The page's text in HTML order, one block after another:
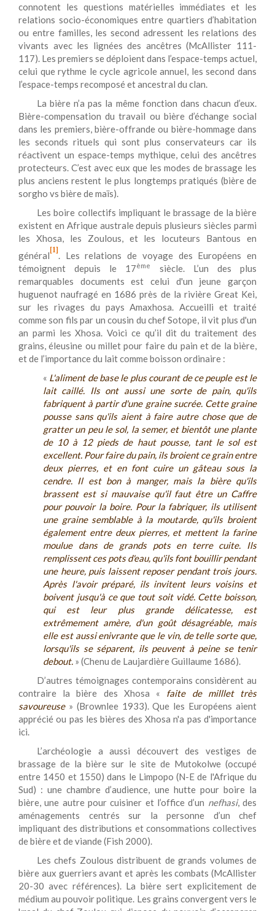
connotent les questions matérielles immédiates et les
relations socio-économiques entre quartiers d’habitation
ou entre familles, les second adressent les relations des
vivants avec les lignées des ancêtres (McAllister 111-
117). Les premiers se déploient dans l’espace-temps actuel,
celui que rythme le cycle agricole annuel, les second dans
l’espace-temps recomposé et ancestral du clan.
La bière n’a pas la même fonction dans chacun d’eux.
Bière-compensation du travail ou bière d’échange social
dans les premiers, bière-offrande ou bière-hommage dans
les seconds rituels qui sont plus conservateurs car ils
réactivent un espace-temps mythique, celui des ancêtres
protecteurs. C’est avec eux que les modes de brassage les
plus anciens restent le plus longtemps pratiqués (bière de
sorgho vs bière de maïs).
Les boire collectifs impliquant le brassage de la bière
existent en Afrique australe depuis plusieurs siècles parmi
les Xhosa, les Zoulous, et les locuteurs Bantous en
général [1]. Les relations de voyage des Européens en
témoignent depuis le 17ème
siècle. L’un des plus
remarquables documents est celui d'un jeune garçon
huguenot naufragé en 1686 près de la rivière Great Kei,
sur les rivages du pays Amaxhosa. Accueilli et traité
comme son fils par un cousin du chef Sotope, il vit plus d'un
an parmi les Xhosa. Voici ce qu’il dit du traitement des
grains, éleusine ou millet pour faire du pain et de la bière,
et de l’importance du lait comme boisson ordinaire :
« L'aliment de base le plus courant de ce peuple est le
lait caillé. Ils ont aussi une sorte de pain, qu'ils
fabriquent à partir d'une graine sucrée. Cette graine
pousse sans qu'ils aient à faire autre chose que de
gratter un peu le sol, la semer, et bientôt une plante
de 10 à 12 pieds de haut pousse, tant le sol est
excellent. Pour faire du pain, ils broient ce grain entre
deux pierres, et en font cuire un gâteau sous la
cendre. Il est bon à manger, mais la bière qu'ils
brassent est si mauvaise qu'il faut être un Caffre
pour pouvoir la boire. Pour la fabriquer, ils utilisent
une graine semblable à la moutarde, qu'ils broient
également entre deux pierres, et mettent la farine
moulue dans de grands pots en terre cuite. Ils
remplissent ces pots d'eau, qu'ils font bouillir pendant
une heure, puis laissent reposer pendant trois jours.
Après l'avoir préparé, ils invitent leurs voisins et
boivent jusqu'à ce que tout soit vidé. Cette boisson,
qui est leur plus grande délicatesse, est
extrêmement amère, d'un goût désagréable, mais
elle est aussi enivrante que le vin, de telle sorte que,
lorsqu'ils se séparent, ils peuvent à peine se tenir
debout. » (Chenu de Laujardière Guillaume 1686).
D’autres témoignages contemporains considèrent au
contraire la bière des Xhosa « faite de milllet très
savoureuse » (Brownlee 1933). Que les Européens aient
apprécié ou pas les bières des Xhosa n'a pas d'importance
ici.
L’archéologie a aussi découvert des vestiges de
brassage de la bière sur le site de Mutokolwe (occupé
entre 1450 et 1550) dans le Limpopo (N-E de l'Afrique du
Sud) : une chambre d’audience, une hutte pour boire la
bière, une autre pour cuisiner et l’office d’un nefhasi, des
aménagements centrés sur la personne d’un chef
impliquant des distributions et consommations collectives
de bière et de viande (Fish 2000).
Les chefs Zoulous distribuent de grands volumes de
bière aux guerriers avant et après les combats (McAllister
20-30 avec références). La bière sert explicitement de
médium au pouvoir politique. Les grains convergent vers le